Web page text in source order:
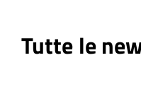
Tutte le